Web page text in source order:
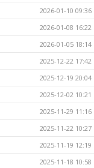
2026-01-10 09:36
2026-01-08 16:22
2026-01-05 18:14
2025-12-22 17:42
2025-12-19 20:04
2025-12-02 10:21
2025-11-29 11:16
2025-11-22 10:27
2025-11-19 12:19
2025-11-18 10:58